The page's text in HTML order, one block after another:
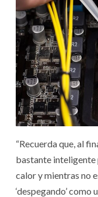
“Recuerda que, al
bastante inteligente
calor y mientras no
‘despegando’